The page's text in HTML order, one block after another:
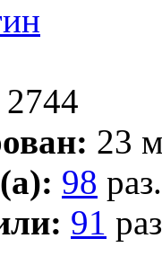
2744
23
98 раз.
91